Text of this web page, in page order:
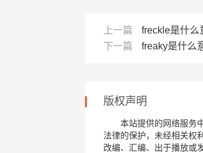
上一篇
freckle是什么
下一篇
freaky是什么
版权声明
本站提供的网络服务
法律的保护，未经相关权
改编、汇编、出于播放或